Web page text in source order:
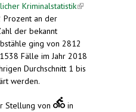
Kriminalstatistik(link is
Prozent an der
der bekannt
ging von 2812
Fälle im Jahr 2018
Durchschnitt 1 bis
werden.
Stellung von
in